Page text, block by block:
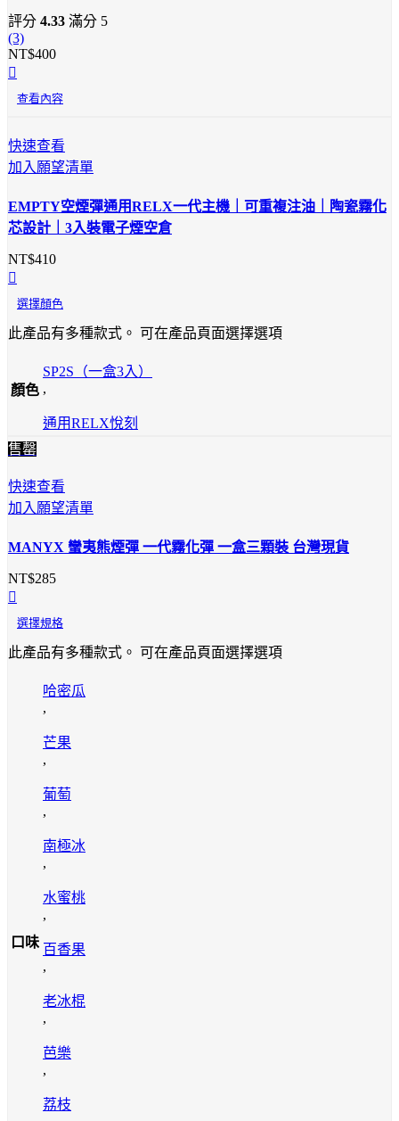
評分 4.33 滿分 5
(3)
NT$400
查看內容
快速查看
加入願望清單
EMPTY空煙彈通用RELX一代主機｜可重複注油｜陶瓷霧化
芯設計｜3入裝電子煙空倉
NT$410
選擇顏色
此產品有多種款式。 可在產品頁面選擇選項
顏色
SP2S（一盒3入）
,
通用RELX悅刻
售罄
快速查看
加入願望清單
MANYX 蠻夷熊煙彈 一代霧化彈 一盒三顆裝 台灣現貨
NT$285
選擇規格
此產品有多種款式。 可在產品頁面選擇選項
口味
哈密瓜
,
芒果
,
葡萄
,
南極冰
,
水蜜桃
,
百香果
,
老冰棍
,
芭樂
,
荔枝